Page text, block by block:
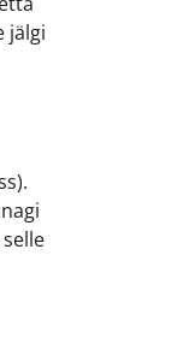
jälgi